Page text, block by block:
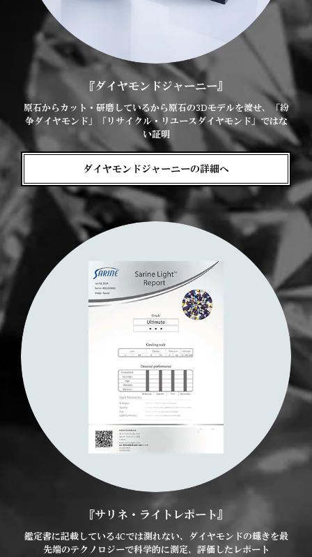
『ダイヤモンドジャーニー』
原石からカット・研磨しているから原石の3Dモデルを渡せ、「紛
争ダイヤモンド」「リサイクル・リユースダイヤモンド」ではな
い証明
ダイヤモンドジャーニーの詳細へ
『サリネ・ライトレポート』
鑑定書に記載している4Cでは測れない、ダイヤモンドの輝きを最
先端のテクノロジーで科学的に測定、評価したレポート